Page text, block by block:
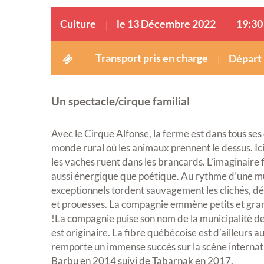
Culture le 13 Décembre 2022 19:30
Transport pris en charge Départ
Un spectacle/cirque familial
Avec le Cirque Alfonse, la ferme est dans tous
monde rural où les animaux prennent le dessus.
les vaches ruent dans les brancards.
aussi énergique que poétique. Au rythme d’une
exceptionnels tordent sauvagement les clichés,
et prouesses. La compagnie emmène petits et
!La compagnie puise son nom de la municipalité
est originaire. La fibre québécoise est d’ailleurs
remporte un immense succès sur la scène
Barbu en 2014 suivi de Tabarnak en 2017.